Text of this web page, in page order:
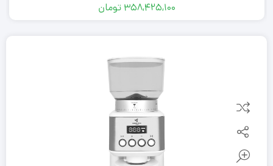
۳۵۸,۴۲۵,۱۰۰ تومان